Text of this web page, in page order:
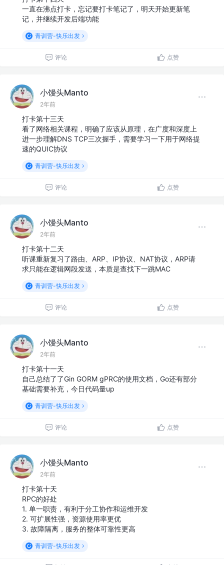
一直在沸点打卡，忘记要打卡笔记了，明天开始更新笔
记，并继续开发后端功能
青训营-快乐出发
评论 点赞
小馒头Manto
2年前
打卡第十三天
看了网络相关课程，明确了应该从原理，在广度和深度上
进一步理解DNS TCP三次握手，需要学习一下用于网络提
速的QUIC协议
青训营-快乐出发
评论 点赞
小馒头Manto
2年前
打卡第十二天
听课重新复习了路由、ARP、IP协议、NAT协议，ARP请
求只能在逻辑网段发送，本质是查找下一跳MAC
青训营-快乐出发
评论 点赞
小馒头Manto
2年前
打卡第十一天
自己总结了了Gin GORM gPRC的使用文档，Go还有部分
基础需要补充，今日代码量up
青训营-快乐出发
评论 点赞
小馒头Manto
2年前
打卡第十天
RPC的好处
1. 单一职责，有利于分工协作和运维开发
2. 可扩展性强，资源使用率更优
3. 故障隔离，服务的整体可靠性更高
青训营-快乐出发